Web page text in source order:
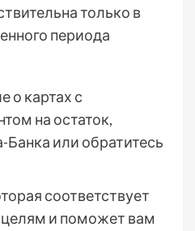
только в
периода
о картах с
на остаток,
Банка или обратитесь
соответствует
и поможет вам